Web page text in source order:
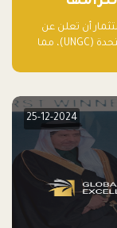
تقنيات
والاستثمار أن تعلن عن
مشاركتها الرسمية في الميثاق العالمي للأمم المتحدة (UNGC)، مما
25-12-2024